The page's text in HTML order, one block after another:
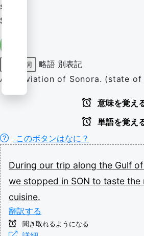
son.
SON
固有名詞 略語 別表記
Abbreviation of Sonora. (state of
意味を覚え
単語を覚え
このボタンはなに？
During our trip along the Gulf of
we stopped in SON to taste the
cuisine.
翻訳する
聞き取れるようになる